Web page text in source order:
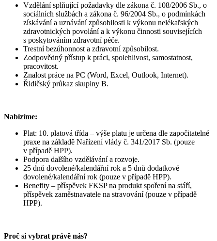
Vzdělání splňující požadavky dle zákona č. 108/2006 Sb., o
sociálních službách a zákona č. 96/2004 Sb., o podmínkách
získávání a uznávání způsobilosti k výkonu nelékařských
zdravotnických povolání a k výkonu činnosti souvisejících
s poskytováním zdravotní péče.
Trestní bezúhonnost a zdravotní způsobilost.
Zodpovědný přístup k práci, spolehlivost, samostatnost,
pracovitost.
Znalost práce na PC (Word, Excel, Outlook, Internet).
Řidičský průkaz skupiny B.
Nabízíme:
Plat: 10. platová třída – výše platu je určena dle započitatelné
praxe na základě Nařízení vlády č. 341/2017 Sb. (pouze
v případě HPP).
Podpora dalšího vzdělávání a rozvoje.
25 dnů dovolené/kalendářní rok a 5 dnů dodatkové
dovolené/kalendářní rok (pouze v případě HPP).
Benefity – příspěvek FKSP na produkt spoření na stáří,
příspěvek zaměstnavatele na stravování (pouze v případě
HPP).
Proč si vybrat právě nás?